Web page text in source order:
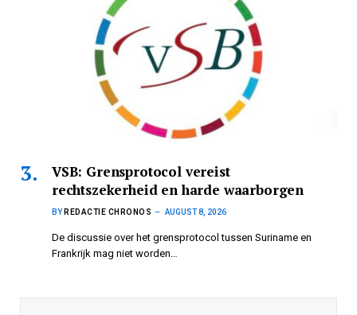
VSB: Grensprotocol vereist
rechtszekerheid en harde waarborgen
BY REDACTIE CHRONOS AUGUST 8, 2026
De discussie over het grensprotocol tussen Suriname en
Frankrijk mag niet worden…